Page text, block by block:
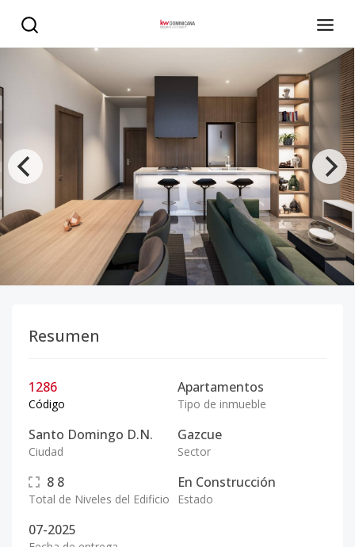
Resumen
1286
Código
Apartamentos
Tipo de inmueble
Santo Domingo D.N.
Ciudad
Gazcue
Sector
8 8
Total de Niveles del Edificio
En Construcción
Estado
07-2025